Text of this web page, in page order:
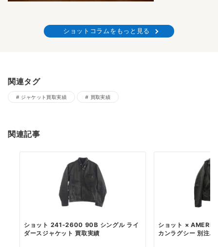
ショットコラムをもっと見る
関連タグ
ジャケット買取実績 買取実績
関連記事
ショット 241-2600 90B シングル ライ
ダースジャケット 買取実績
ショット ×
カンラグシー 別注...